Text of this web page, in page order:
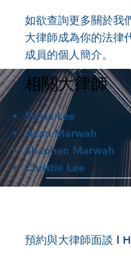
如欲查詢更多關於我
大律師成為你的法律
成員的個人簡介。
相關大律師
Sylvia Lee
Azan Marwah
Shaphan Marwah
Christie Lee
預約與大律師面談 l